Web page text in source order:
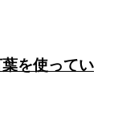
を使ってい